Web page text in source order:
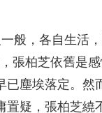
般，各自生活
張柏芝依舊是
塵埃落定。然
疑，張柏芝繞